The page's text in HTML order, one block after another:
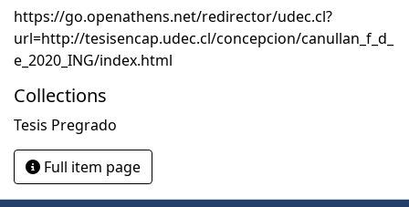
https://go.openathens.net/redirector/udec.cl?
url=http://tesisencap.udec.cl/concepcion/canullan_f_d_
e_2020_ING/index.html
Collections
Tesis Pregrado
Full item page